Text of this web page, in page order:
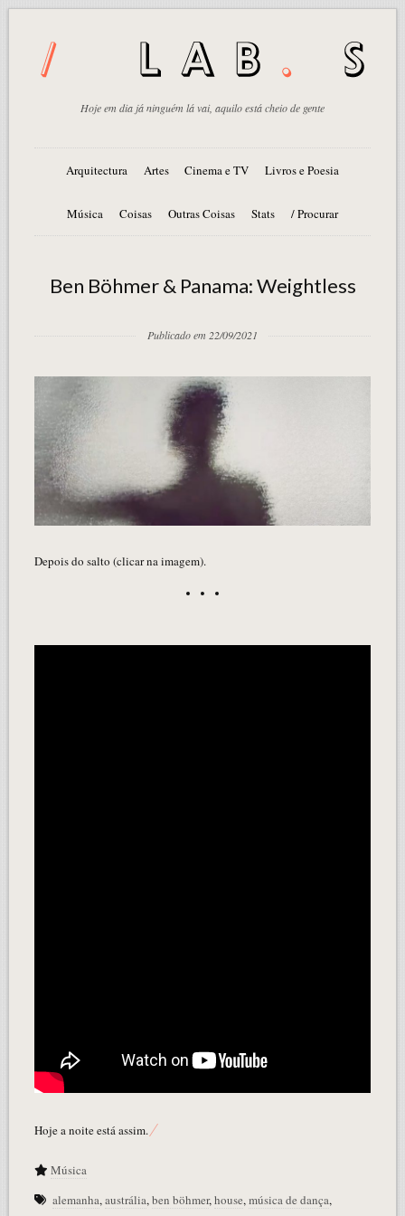
Hoje em dia já ninguém lá vai, aquilo está cheio de gente
Arquitectura Artes Cinema e TV Livros e Poesia
Música Coisas Outras Coisas Stats / Procurar
Ben Böhmer & Panama: Weightless
Publicado em 22/09/2021
Depois do salto (clicar na imagem).
Hoje a noite está assim.
Música
alemanha,austrália,ben böhmer,house,música de dança,